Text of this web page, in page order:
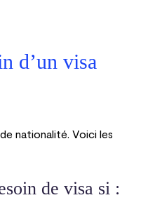
d’un visa
nationalité. Voici les
de visa si :